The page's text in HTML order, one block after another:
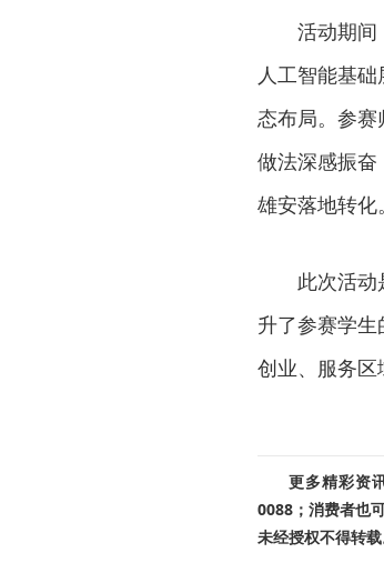
活动期间
人工智能基
态布局。参
做法深感振
雄安落地转化。
此次活动
升了参赛学
创业、服务区
更多精彩资
0088；消费者也
未经授权不得转